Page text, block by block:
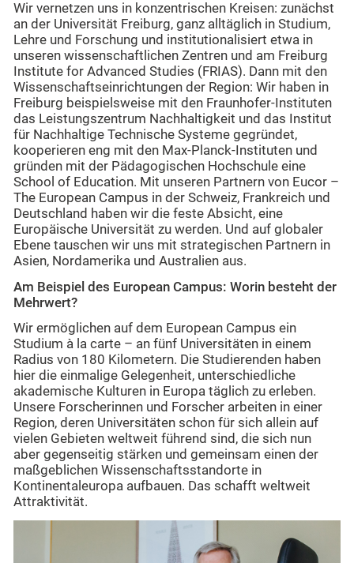
Wir vernetzen uns in konzentrischen Kreisen: zunächst
an der Universität Freiburg, ganz alltäglich in Studium,
Lehre und Forschung und institutionalisiert etwa in
unseren wissenschaftlichen Zentren und am Freiburg
Institute for Advanced Studies (FRIAS). Dann mit den
Wissenschaftseinrichtungen der Region: Wir haben in
Freiburg beispielsweise mit den Fraunhofer-Instituten
das Leistungszentrum Nachhaltigkeit und das Institut
für Nachhaltige Technische Systeme gegründet,
kooperieren eng mit den Max-Planck-Instituten und
gründen mit der Pädagogischen Hochschule eine
School of Education. Mit unseren Partnern von Eucor –
The European Campus in der Schweiz, Frankreich und
Deutschland haben wir die feste Absicht, eine
Europäische Universität zu werden. Und auf globaler
Ebene tauschen wir uns mit strategischen Partnern in
Asien, Nordamerika und Australien aus.
Am Beispiel des European Campus: Worin besteht der
Mehrwert?
Wir ermöglichen auf dem European Campus ein
Studium à la carte – an fünf Universitäten in einem
Radius von 180 Kilometern. Die Studierenden haben
hier die einmalige Gelegenheit, unterschiedliche
akademische Kulturen in Europa täglich zu erleben.
Unsere Forscherinnen und Forscher arbeiten in einer
Region, deren Universitäten schon für sich allein auf
vielen Gebieten weltweit führend sind, die sich nun
aber gegenseitig stärken und gemeinsam einen der
maßgeblichen Wissenschaftsstandorte in
Kontinentaleuropa aufbauen. Das schafft weltweit
Attraktivität.